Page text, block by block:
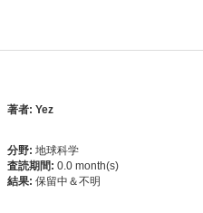
著者: Yez
分野: 地球科学
査読期間: 0.0 month(s)
結果: 保留中＆不明